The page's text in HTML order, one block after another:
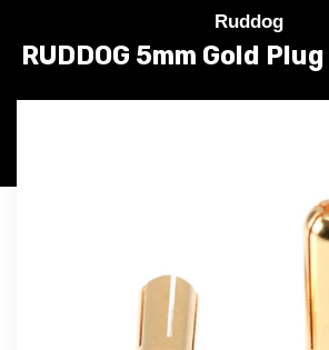
Ruddog
RUDDOG 5mm Gold